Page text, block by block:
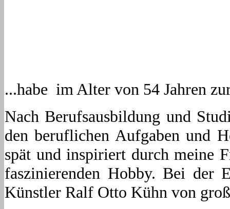
...habe im Alter von 54 Jahren
Nach Berufsausbildung und
den beruflichen Aufgaben und
spät und inspiriert durch meine
faszinierenden Hobby. Bei der
Künstler Ralf Otto Kühn von